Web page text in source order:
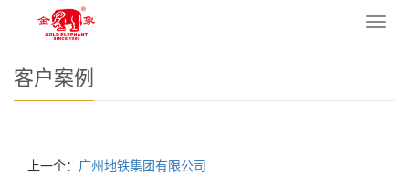
导
您的位置：网站首页
客户案例
上一个： 广州地铁集团有限公司